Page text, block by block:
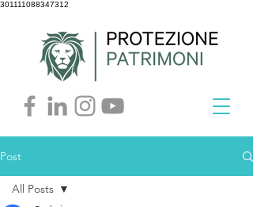
301111088347312
Post
All Posts